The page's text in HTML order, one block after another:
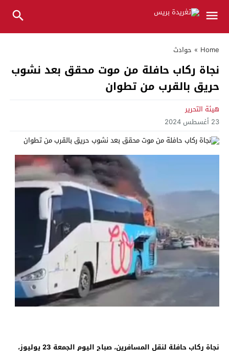
Home
» حوادث
نجاة ركاب حافلة من موت محقق بعد نشوب
حريق بالقرب من تطوان
هيئة التحرير
23 أغسطس 2024
نجاة ركاب حافلة لنقل المسافرين، صباح اليوم الجمعة 23 يوليوز،